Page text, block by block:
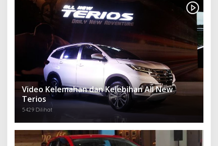
Video Kelemahan dan Kelebihan All New
Terios
5429 Dilihat